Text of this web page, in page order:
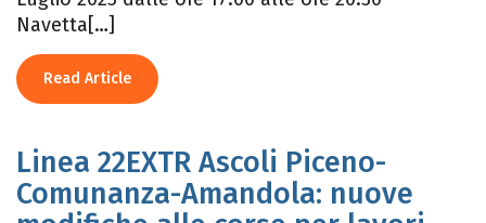
Navetta[…]
Read Article
Linea 22EXTR Ascoli Piceno-
Comunanza-Amandola: nuove